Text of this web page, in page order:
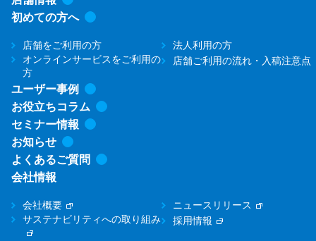
初めての方へ
店舗をご利用の方
法人利用の方
オンラインサービスをご利用の
方
店舗ご利用の流れ・入稿注意点
ユーザー事例
お役立ちコラム
セミナー情報
お知らせ
よくあるご質問
会社情報
会社概要
ニュースリリース
サステナビリティへの取り組み
採用情報